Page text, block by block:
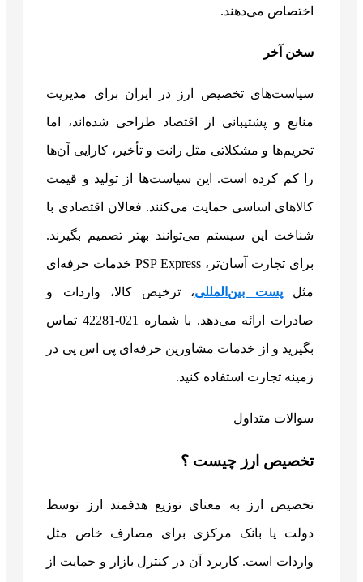
اختصاص می‌دهند.
سخن آخر
سیاست‌های تخصیص ارز در ایران برای مدیریت
منابع و پشتیبانی از اقتصاد طراحی شده‌اند، اما
تحریم‌ها و مشکلاتی مثل رانت و تأخیر، کارایی آن‌ها
را کم کرده است. این سیاست‌ها از تولید و قیمت
کالاهای اساسی حمایت می‌کنند. فعالان اقتصادی با
شناخت این سیستم می‌توانند بهتر تصمیم بگیرند.
برای تجارت آسان‌تر، PSP Express خدمات حرفه‌ای
مثلپست بین‌المللی، ترخیص کالا، واردات و
صادرات ارائه می‌دهد. با شماره 021-42281 تماس
بگیرید و از خدمات مشاورین حرفه‌ای پی اس پی در
زمینه تجارت استفاده کنید.
سوالات متداول
تخصیص ارز چیست ؟
تخصیص ارز به معنای توزیع هدفمند ارز توسط
دولت یا بانک مرکزی برای مصارف خاص مثل
واردات است. کاربرد آن در کنترل بازار و حمایت از